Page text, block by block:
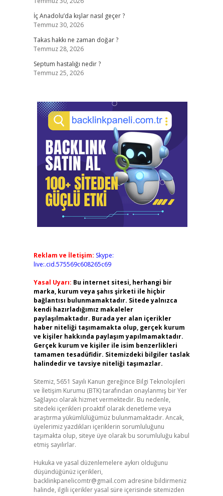
İç Anadolu’da kışlar nasıl geçer ?
Temmuz 30, 2026
Takas hakkı ne zaman doğar ?
Temmuz 28, 2026
Septum hastalığı nedir ?
Temmuz 25, 2026
Reklam ve İletişim: Skype:
live:.cid.575569c608265c69
Yasal Uyarı: Bu internet sitesi, herhangi bir
marka, kurum veya şahıs şirketi ile hiçbir
bağlantısı bulunmamaktadır. Sitede yalnızca
kendi hazırladığımız makaleler
paylaşılmaktadır. Burada yer alan içerikler
haber niteliği taşımamakta olup, gerçek kurum
ve kişiler hakkında paylaşım yapılmamaktadır.
Gerçek kurum ve kişiler ile isim benzerlikleri
tamamen tesadüfidir. Sitemizdeki bilgiler taslak
halindedir ve tavsiye niteliği taşımazlar.
Sitemiz, 5651 Sayılı Kanun gereğince Bilgi Teknolojileri
ve İletişim Kurumu (BTK) tarafından onaylanmış bir Yer
Sağlayıcı olarak hizmet vermektedir. Bu nedenle,
sitedeki içerikleri proaktif olarak denetleme veya
araştırma yükümlülüğümüz bulunmamaktadır. Ancak,
üyelerimiz yazdıkları içeriklerin sorumluluğunu
taşımakta olup, siteye üye olarak bu sorumluluğu kabul
etmiş sayılırlar.
Hukuka ve yasal düzenlemelere aykırı olduğunu
düşündüğünüz içerikleri,
backlinkpanelicomtr@gmail.com adresine bildirmeniz
halinde, ilgili içerikler yasal süre içerisinde sitemizden